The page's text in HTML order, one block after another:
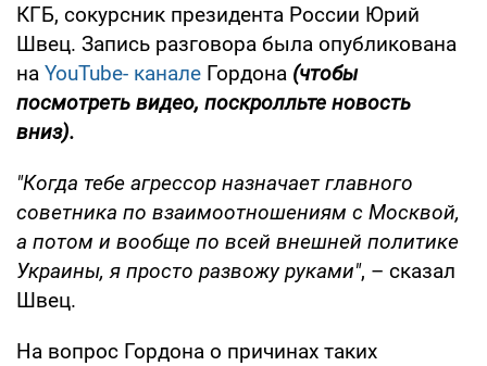
КГБ, сокурсник президента России Юрий
Швец. Запись разговора была опубликована
на YouTube- канале Гордона (чтобы
посмотреть видео, поскролльте новость
вниз).
"Когда тебе агрессор назначает главного
советника по взаимоотношениям с Москвой,
а потом и вообще по всей внешней политике
Украины, я просто развожу руками", – сказал
Швец.
На вопрос Гордона о причинах таких